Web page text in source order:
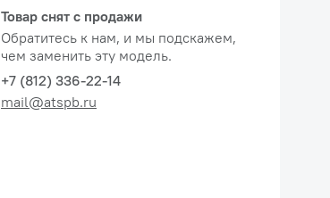
Товар снят с продажи
Обратитесь к нам, и мы подскажем,
чем заменить эту модель.
+7 (812) 336-22-14
mail@atspb.ru